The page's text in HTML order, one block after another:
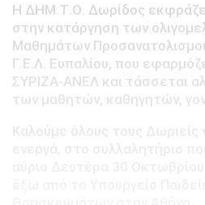
Η ΔΗΜ.Τ.Ο. Δωρίδος
στην κατάργηση των
Μαθημάτων
Γ.Ε.Λ. Ευπαλίου, που
ΣΥΡΙΖΑ-ΑΝΕΛ και τάσσεται
των μαθητών, καθηγητών,